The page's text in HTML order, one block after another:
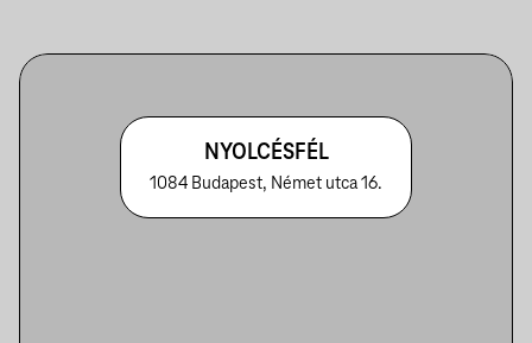
NYOLCÉSFÉL
1084 Budapest, Német utca 16.